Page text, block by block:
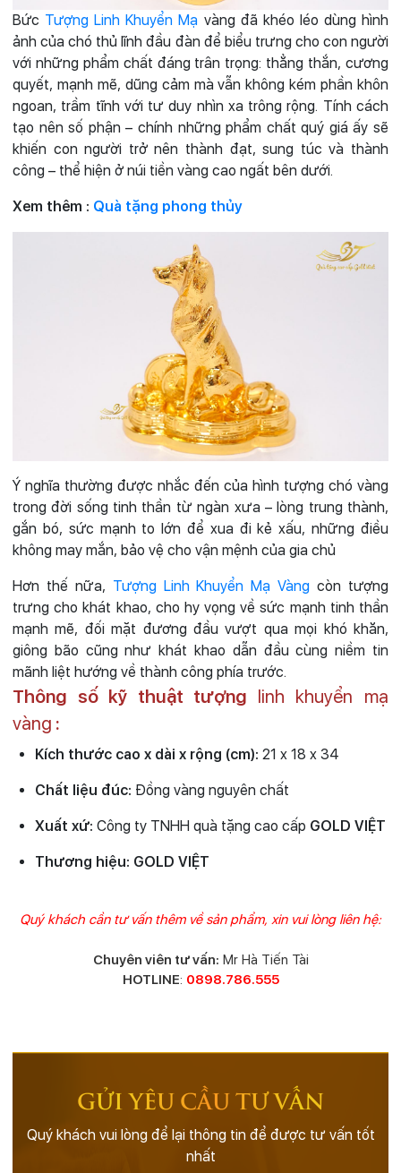
Bức Tượng Linh Khuyển Mạ vàng đã khéo léo dùng hình
ảnh của chó thủ lĩnh đầu đàn để biểu trưng cho con người
với những phẩm chất đáng trân trọng: thẳng thắn, cương
quyết, mạnh mẽ, dũng cảm mà vẫn không kém phần khôn
ngoan, trầm tĩnh với tư duy nhìn xa trông rộng. Tính cách
tạo nên số phận – chính những phẩm chất quý giá ấy sẽ
khiến con người trở nên thành đạt, sung túc và thành
công – thể hiện ở núi tiền vàng cao ngất bên dưới.
Xem thêm : Quà tặng phong thủy
Ý nghĩa thường được nhắc đến của hình tượng chó vàng
trong đời sống tinh thần từ ngàn xưa – lòng trung thành,
gắn bó, sức mạnh to lớn để xua đi kẻ xấu, những điều
không may mắn, bảo vệ cho vận mệnh của gia chủ
Hơn thế nữa, Tượng Linh Khuyển Mạ Vàng còn tượng
trưng cho khát khao, cho hy vọng về sức mạnh tinh thần
mạnh mẽ, đối mặt đương đầu vượt qua mọi khó khăn,
giông bão cũng như khát khao dẫn đầu cùng niềm tin
mãnh liệt hướng về thành công phía trước.
Thông số kỹ thuật tượng linh khuyển mạ
vàng :
Kích thước cao x dài x rộng (cm): 21 x 18 x 34
Chất liệu đúc: Đồng vàng nguyên chất
Xuất xứ: Công ty TNHH quà tặng cao cấp GOLD VIỆT
Thương hiệu: GOLD VIỆT
Quý khách cần tư vấn thêm về sản phẩm, xin vui lòng liên hệ:
Chuyên viên tư vấn: Mr Hà Tiến Tài
HOTLINE: 0898.786.555
GỬI YÊU CẦU TƯ VẤN
Quý khách vui lòng để lại thông tin để được tư vấn tốt
nhất